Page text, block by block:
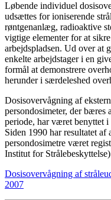
Løbende individuel
udsættes for ioniserende
røntgenanlæg, radioaktive
vigtige elementer for at
arbejdspladsen. Ud over at
enkelte arbejdstager i en
formål at demonstrere
herunder i særdeleshed
Dosisovervågning af
persondosimeter, der bæres
periode, har været benyttet i
Siden 1990 har resultatet
persondosimetre været
Institut for
Dosisovervågning af
2007